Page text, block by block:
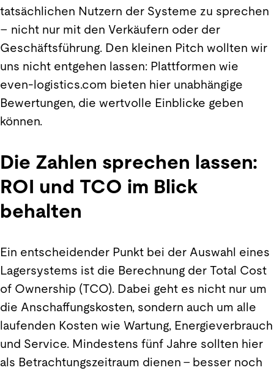
tatsächlichen Nutzern der Systeme zu sprechen
– nicht nur mit den Verkäufern oder der
Geschäftsführung. Den kleinen Pitch wollten wir
uns nicht entgehen lassen: Plattformen wie
even-logistics.com bieten hier unabhängige
Bewertungen, die wertvolle Einblicke geben
können.
Die Zahlen sprechen lassen:
ROI und TCO im Blick
behalten
Ein entscheidender Punkt bei der Auswahl eines
Lagersystems ist die Berechnung der Total Cost
of Ownership (TCO). Dabei geht es nicht nur um
die Anschaffungskosten, sondern auch um alle
laufenden Kosten wie Wartung, Energieverbrauch
und Service. Mindestens fünf Jahre sollten hier
als Betrachtungszeitraum dienen – besser noch